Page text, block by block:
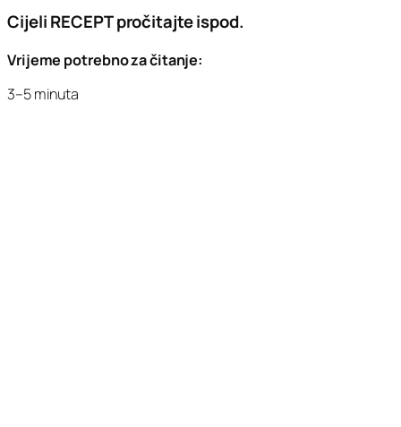
Cijeli RECEPT pročitajte ispod.
Vrijeme potrebno za čitanje:
3–5 minuta